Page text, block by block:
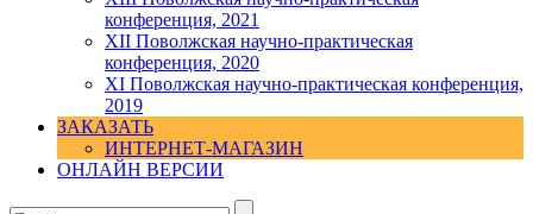
конференция, 2021
ХII Поволжская научно-практическая
конференция, 2020
XI Поволжская научно-практическая конференция,
2019
ЗАКАЗАТЬ
ИНТЕРНЕТ-МАГАЗИН
ОНЛАЙН ВЕРСИИ